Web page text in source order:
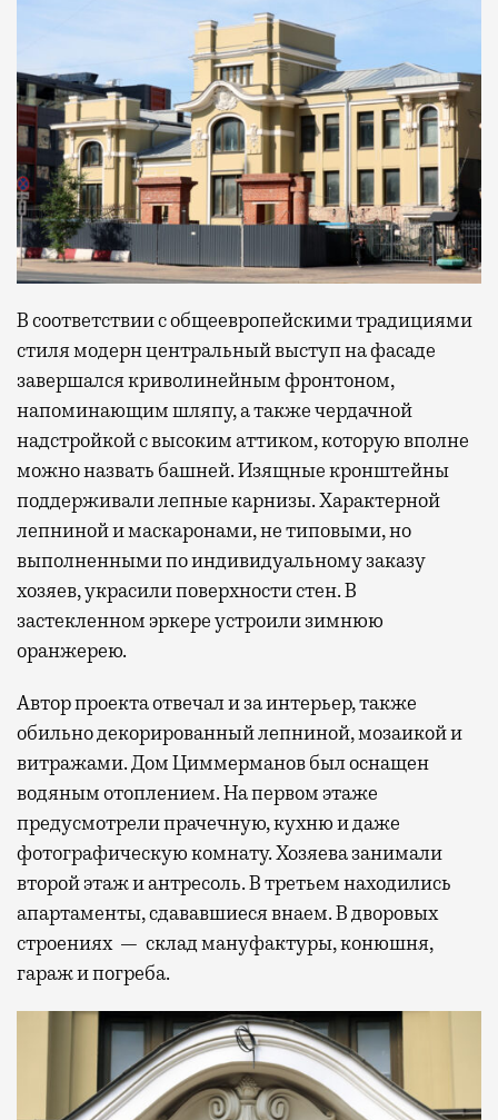
В соответствии с общеевропейскими традициями
стиля модерн центральный выступ на фасаде
завершался криволинейным фронтоном,
напоминающим шляпу, а также чердачной
надстройкой с высоким аттиком, которую вполне
можно назвать башней. Изящные кронштейны
поддерживали лепные карнизы. Характерной
лепниной и маскаронами, не типовыми, но
выполненными по индивидуальному заказу
хозяев, украсили поверхности стен. В
застекленном эркере устроили зимнюю
оранжерею.
Автор проекта отвечал и за интерьер, также
обильно декорированный лепниной, мозаикой и
витражами. Дом Циммерманов был оснащен
водяным отоплением. На первом этаже
предусмотрели прачечную, кухню и даже
фотографическую комнату. Хозяева занимали
второй этаж и антресоль. В третьем находились
апартаменты, сдававшиеся внаем. В дворовых
строениях — склад мануфактуры, конюшня,
гараж и погреба.